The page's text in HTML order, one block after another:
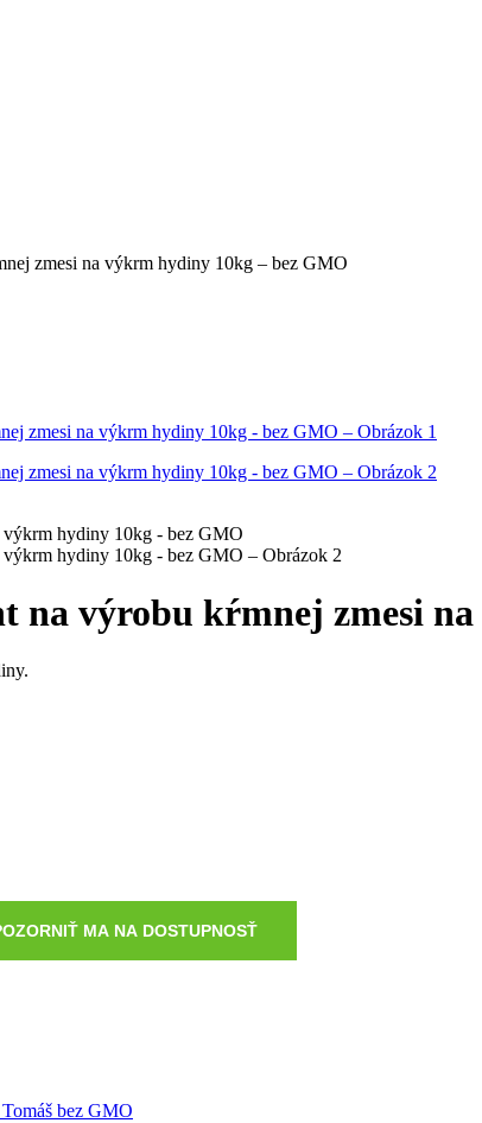
zmesi na výkrm hydiny 10kg – bez GMO
na výrobu kŕmnej zmesi
bez GMO